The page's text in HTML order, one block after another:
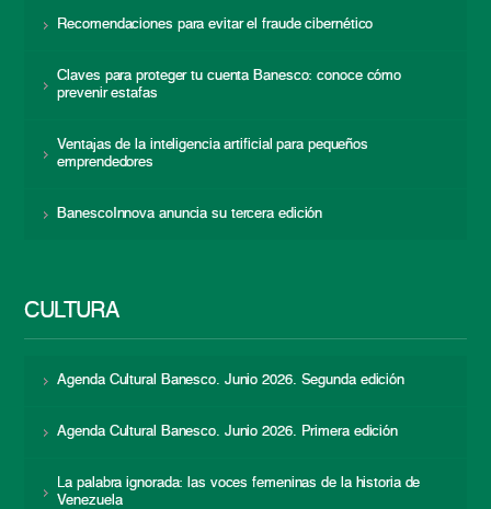
Recomendaciones para evitar el fraude cibernético
Claves para proteger tu cuenta Banesco: conoce cómo
prevenir estafas
Ventajas de la inteligencia artificial para pequeños
emprendedores
BanescoInnova anuncia su tercera edición
CULTURA
Agenda Cultural Banesco. Junio 2026. Segunda edición
Agenda Cultural Banesco. Junio 2026. Primera edición
La palabra ignorada: las voces femeninas de la historia de
Venezuela